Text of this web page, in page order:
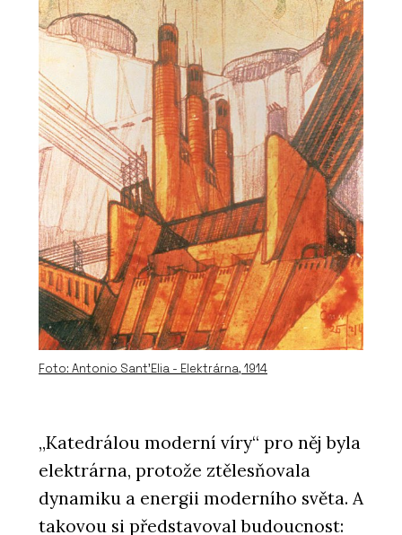
PRODUKTY
Pivotové dveře AXON - Dorsis
Posuvné dveře a bezobložková
pouzdra BELPORT - Dorsis
Foto: Antonio Sant’Elia - Elektrárna, 1914
„Katedrálou moderní víry“ pro něj byla
elektrárna, protože ztělesňovala
dynamiku a energii moderního světa. A
takovou si představoval budoucnost: